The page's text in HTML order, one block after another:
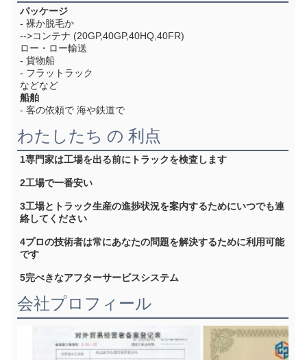
パッケージ
- 裸か脱毛か
-->コンテナ (20GP,40GP,40HQ,40FR)
ロー・ロー輸送
- 貨物船
- フラットラック
などなど
船舶
- 客の依頼で 海や鉄道で
わたしたち の 利点
1専門家は工場を出る前にトラックを検査します
2工場で一番安い
3工場とトラック生産の進捗状況を案内するためにいつでも連
絡してください
4プロの技術者は常にあなたの問題を解決するために利用可能
です
5完ぺきなアフターサービスシステム
会社プロフィール